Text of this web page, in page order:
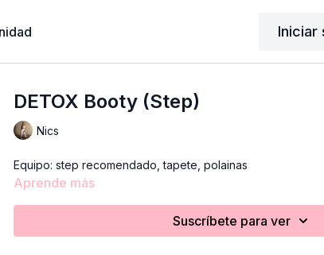
Iniciar
DETOX Booty (Step)
Nics
Equipo: step recomendado, tapete, polainas
Aprende más
Suscríbete para ver